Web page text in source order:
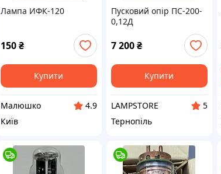
Лампа ИФК-120
150₴
Купити
Малюшко
4.9
Київ
Пусковий опір ПС-200-
0,12Д
7 200₴
Купити
LAMPSTORE
5
Тернопіль